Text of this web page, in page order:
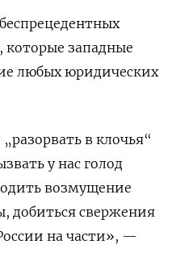
которые западные
любых юридических
в клочья“
у нас голод
возмущение
добиться свержения
на части», —